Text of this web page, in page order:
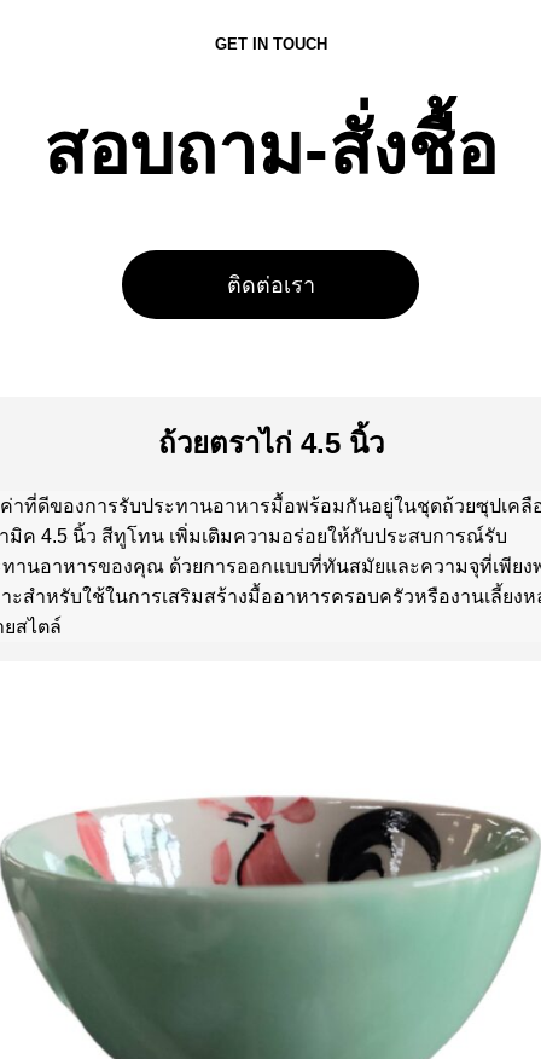
GET IN TOUCH
สอบถาม-สั่งชื้อ
ติดต่อเรา
ถ้วยตราไก่ 4.5 นิ้ว
าที่ดีของการรับประทานอาหารมื้อพร้อมกันอยู่ในชุดถ้วยซุปเคลื
มิค 4.5 นิ้ว สีทูโทน เพิ่มเติมความอร่อยให้กับประสบการณ์รับ
ทานอาหารของคุณ ด้วยการออกแบบที่ทันสมัยและความจุที่เพียง
ะสำหรับใช้ในการเสริมสร้างมื้ออาหารครอบครัวหรืองานเลี้ยงห
สไตล์